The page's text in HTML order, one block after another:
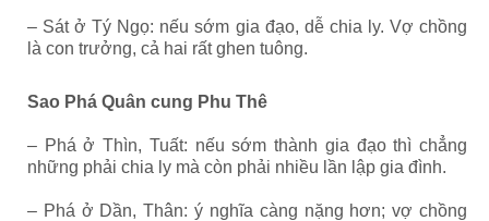
– Sát ở Tý Ngọ: nếu sớm gia đạo, dễ chia ly. Vợ chồng
là con trưởng, cả hai rất ghen tuông.
Sao Phá Quân cung Phu Thê
– Phá ở Thìn, Tuất: nếu sớm thành gia đạo thì chẳng
những phải chia ly mà còn phải nhiều lần lập gia đình.
– Phá ở Dần, Thân: ý nghĩa càng nặng hơn; vợ chồng